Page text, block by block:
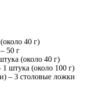
40 г)
50 г
(около 40 г)
1 штука (около 100 г)
– 3 столовые ложки